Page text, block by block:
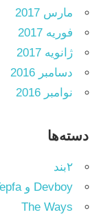
مارس 2017
فوریه 2017
ژانویه 2017
دسامبر 2016
نوامبر 2016
دسته‌ها
۲بند
Devboy و Tepfa
The Ways